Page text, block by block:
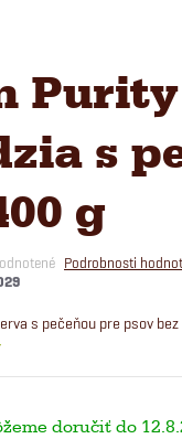
s
g
Podrobnosti
s pečeňou pre psov